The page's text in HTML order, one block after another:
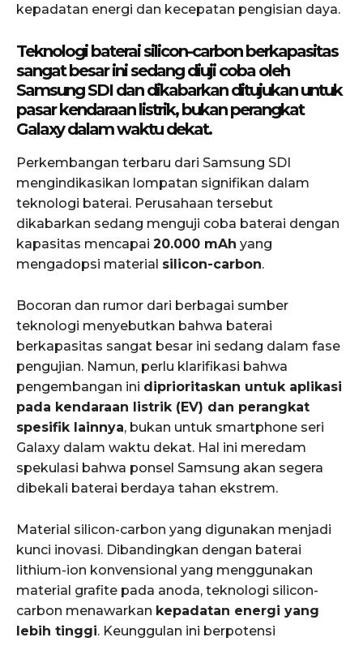
kepadatan energi dan kecepatan pengisian daya.
Teknologi baterai silicon-carbon berkapasitas
sangat besar ini sedang diuji coba oleh
Samsung SDI dan dikabarkan ditujukan untuk
pasar kendaraan listrik, bukan perangkat
Galaxy dalam waktu dekat.
Perkembangan terbaru dari Samsung SDI
mengindikasikan lompatan signifikan dalam
teknologi baterai. Perusahaan tersebut
dikabarkan sedang menguji coba baterai dengan
kapasitas mencapai 20.000 mAh yang
mengadopsi material silicon-carbon.
Bocoran dan rumor dari berbagai sumber
teknologi menyebutkan bahwa baterai
berkapasitas sangat besar ini sedang dalam fase
pengujian. Namun, perlu klarifikasi bahwa
pengembangan ini diprioritaskan untuk aplikasi
pada kendaraan listrik (EV) dan perangkat
spesifik lainnya, bukan untuk smartphone seri
Galaxy dalam waktu dekat. Hal ini meredam
spekulasi bahwa ponsel Samsung akan segera
dibekali baterai berdaya tahan ekstrem.
Material silicon-carbon yang digunakan menjadi
kunci inovasi. Dibandingkan dengan baterai
lithium-ion konvensional yang menggunakan
material grafite pada anoda, teknologi silicon-
carbon menawarkan kepadatan energi yang
lebih tinggi. Keunggulan ini berpotensi